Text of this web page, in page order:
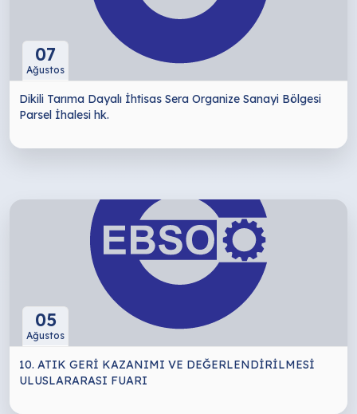
07
Ağustos
Dikili Tarıma Dayalı İhtisas Sera Organize Sanayi Bölgesi
Parsel İhalesi hk.
05
Ağustos
10. ATIK GERİ KAZANIMI VE DEĞERLENDİRİLMESİ
ULUSLARARASI FUARI